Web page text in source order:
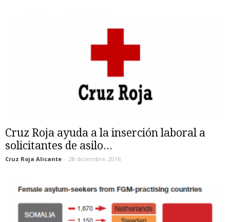
Cruz Roja ayuda a la inserción laboral a
solicitantes de asilo...
Cruz Roja Alicante - 28 diciembre, 2016